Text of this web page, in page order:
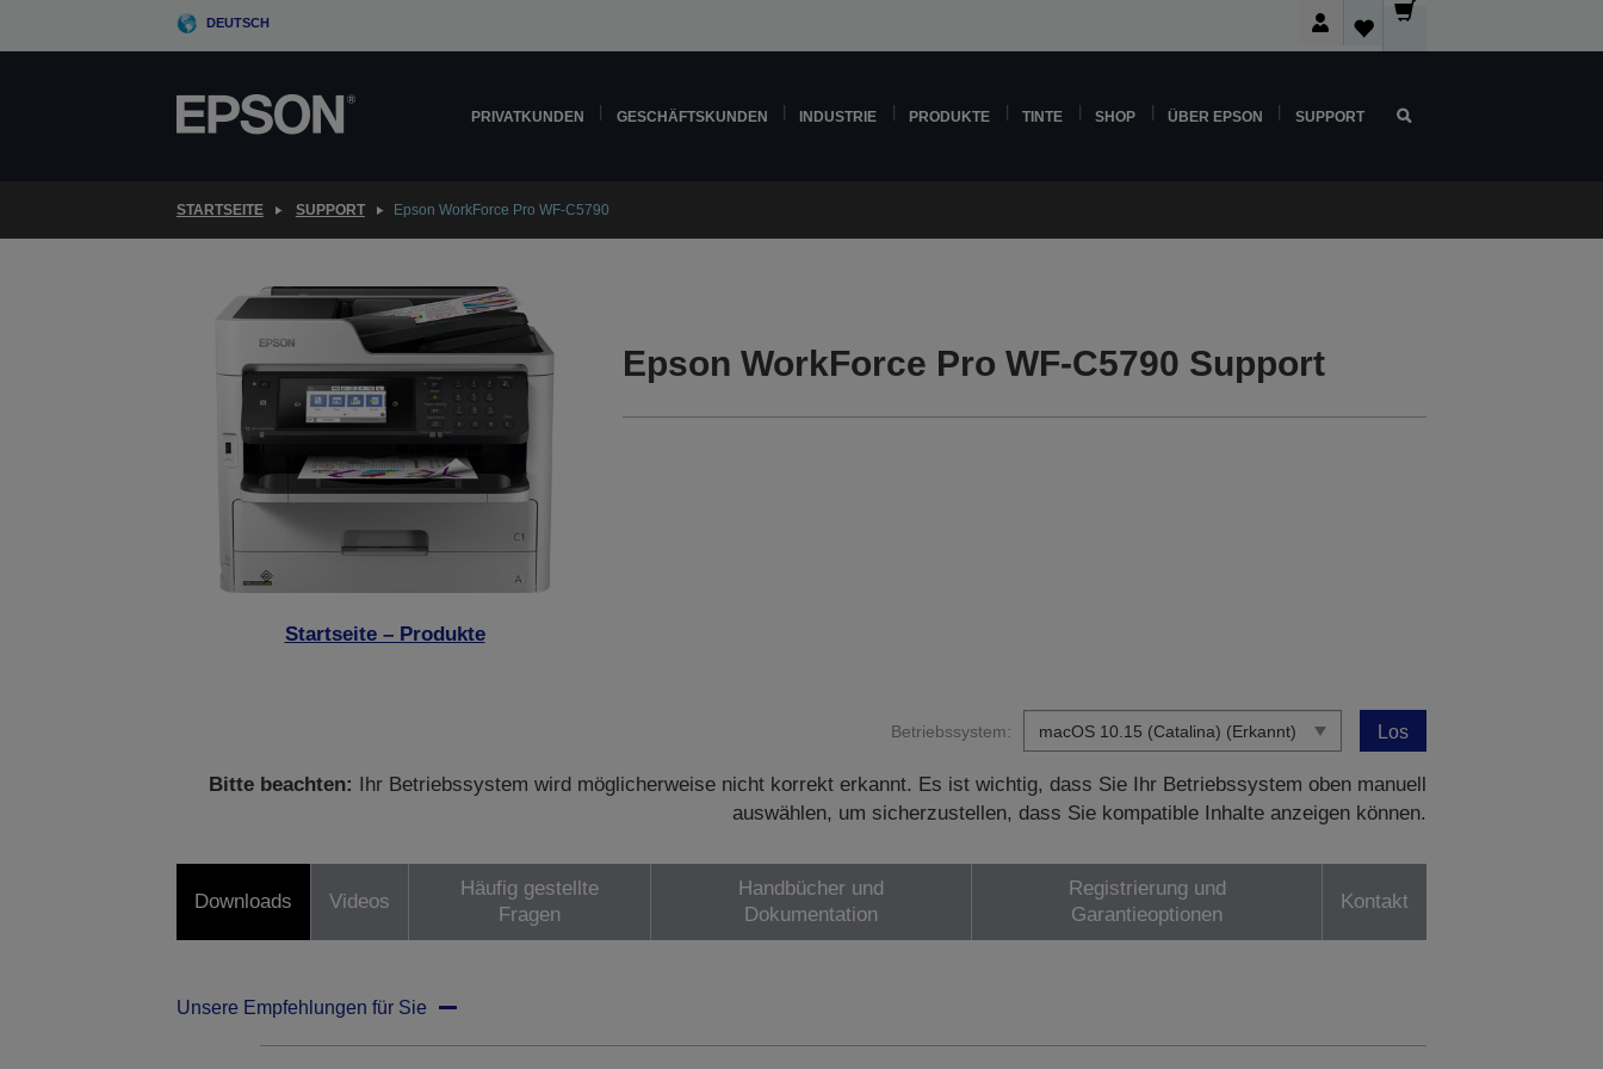
DEUTSCH
PRIVATKUNDEN GESCHÄFTSKUNDEN INDUSTRIE PRODUKTE TINTE SHOP ÜBER EPSON SUPPORT
STARTSEITE SUPPORT Epson WorkForce Pro WF-C5790
Startseite – Produkte
Epson WorkForce Pro WF-C5790 Support
Betriebssystem: Los
Bitte beachten:
Ihr Betriebssystem wird möglicherweise nicht korrekt erkannt. Es ist wichtig, dass Sie Ihr Betriebssystem oben manuell
auswählen, um sicherzustellen, dass Sie kompatible Inhalte anzeigen können.
Downloads Videos
Häufig gestellte
Fragen
Handbücher und
Dokumentation
Registrierung und
Garantieoptionen
Kontakt
Unsere Empfehlungen für Sie